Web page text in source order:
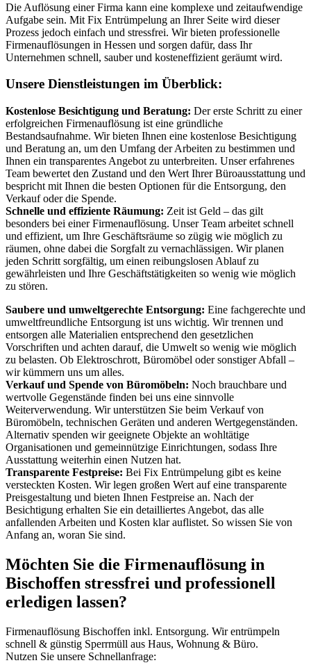
Die Auflösung einer Firma kann eine komplexe und zeitaufwendige
Aufgabe sein. Mit Fix Entrümpelung an Ihrer Seite wird dieser
Prozess jedoch einfach und stressfrei. Wir bieten professionelle
Firmenauflösungen in Hessen und sorgen dafür, dass Ihr
Unternehmen schnell, sauber und kosteneffizient geräumt wird.
Unsere Dienstleistungen im Überblick:
Kostenlose Besichtigung und Beratung: Der erste Schritt zu einer
erfolgreichen Firmenauflösung ist eine gründliche
Bestandsaufnahme. Wir bieten Ihnen eine kostenlose Besichtigung
und Beratung an, um den Umfang der Arbeiten zu bestimmen und
Ihnen ein transparentes Angebot zu unterbreiten. Unser erfahrenes
Team bewertet den Zustand und den Wert Ihrer Büroausstattung und
bespricht mit Ihnen die besten Optionen für die Entsorgung, den
Verkauf oder die Spende.
Schnelle und effiziente Räumung: Zeit ist Geld – das gilt
besonders bei einer Firmenauflösung. Unser Team arbeitet schnell
und effizient, um Ihre Geschäftsräume so zügig wie möglich zu
räumen, ohne dabei die Sorgfalt zu vernachlässigen. Wir planen
jeden Schritt sorgfältig, um einen reibungslosen Ablauf zu
gewährleisten und Ihre Geschäftstätigkeiten so wenig wie möglich
zu stören.
Saubere und umweltgerechte Entsorgung: Eine fachgerechte und
umweltfreundliche Entsorgung ist uns wichtig. Wir trennen und
entsorgen alle Materialien entsprechend den gesetzlichen
Vorschriften und achten darauf, die Umwelt so wenig wie möglich
zu belasten. Ob Elektroschrott, Büromöbel oder sonstiger Abfall –
wir kümmern uns um alles.
Verkauf und Spende von Büromöbeln: Noch brauchbare und
wertvolle Gegenstände finden bei uns eine sinnvolle
Weiterverwendung. Wir unterstützen Sie beim Verkauf von
Büromöbeln, technischen Geräten und anderen Wertgegenständen.
Alternativ spenden wir geeignete Objekte an wohltätige
Organisationen und gemeinnützige Einrichtungen, sodass Ihre
Ausstattung weiterhin einen Nutzen hat.
Transparente Festpreise: Bei Fix Entrümpelung gibt es keine
versteckten Kosten. Wir legen großen Wert auf eine transparente
Preisgestaltung und bieten Ihnen Festpreise an. Nach der
Besichtigung erhalten Sie ein detailliertes Angebot, das alle
anfallenden Arbeiten und Kosten klar auflistet. So wissen Sie von
Anfang an, woran Sie sind.
Möchten Sie die Firmenauflösung in
Bischoffen stressfrei und professionell
erledigen lassen?
Firmenauflösung Bischoffen inkl. Entsorgung. Wir entrümpeln
schnell & günstig Sperrmüll aus Haus, Wohnung & Büro.
Nutzen Sie unsere Schnellanfrage: